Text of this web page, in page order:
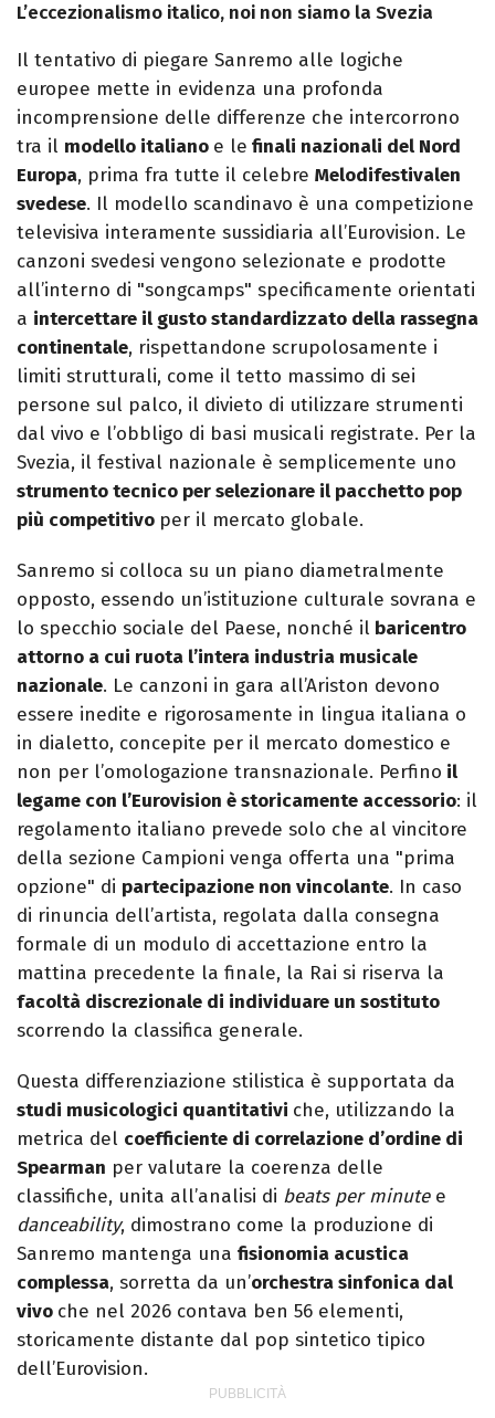
L’eccezionalismo italico, noi non siamo la Svezia
Il tentativo di piegare Sanremo alle logiche
europee mette in evidenza una profonda
incomprensione delle differenze che intercorrono
tra il modello italiano e le finali nazionali del Nord
Europa, prima fra tutte il celebre Melodifestivalen
svedese. Il modello scandinavo è una competizione
televisiva interamente sussidiaria all’Eurovision. Le
canzoni svedesi vengono selezionate e prodotte
all’interno di "songcamps" specificamente orientati
a intercettare il gusto standardizzato della rassegna
continentale, rispettandone scrupolosamente i
limiti strutturali, come il tetto massimo di sei
persone sul palco, il divieto di utilizzare strumenti
dal vivo e l’obbligo di basi musicali registrate. Per la
Svezia, il festival nazionale è semplicemente uno
strumento tecnico per selezionare il pacchetto pop
più competitivo per il mercato globale.
Sanremo si colloca su un piano diametralmente
opposto, essendo un’istituzione culturale sovrana e
lo specchio sociale del Paese, nonché il baricentro
attorno a cui ruota l’intera industria musicale
nazionale. Le canzoni in gara all’Ariston devono
essere inedite e rigorosamente in lingua italiana o
in dialetto, concepite per il mercato domestico e
non per l’omologazione transnazionale. Perfino il
legame con l’Eurovision è storicamente accessorio: il
regolamento italiano prevede solo che al vincitore
della sezione Campioni venga offerta una "prima
opzione" di partecipazione non vincolante. In caso
di rinuncia dell’artista, regolata dalla consegna
formale di un modulo di accettazione entro la
mattina precedente la finale, la Rai si riserva la
facoltà discrezionale di individuare un sostituto
scorrendo la classifica generale.
Questa differenziazione stilistica è supportata da
studi musicologici quantitativi che, utilizzando la
metrica del coefficiente di correlazione d’ordine di
Spearman per valutare la coerenza delle
classifiche, unita all’analisi di beats per minutee
danceability, dimostrano come la produzione di
Sanremo mantenga una fisionomia acustica
complessa, sorretta da un’orchestra sinfonica dal
vivo che nel 2026 contava ben 56 elementi,
storicamente distante dal pop sintetico tipico
dell’Eurovision.